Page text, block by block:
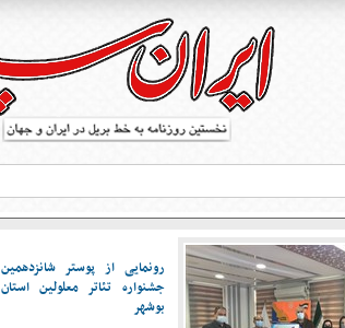
رونمایی از پوستر شانزدهمین
جشنواره تئاتر معلولین استان
بوشهر